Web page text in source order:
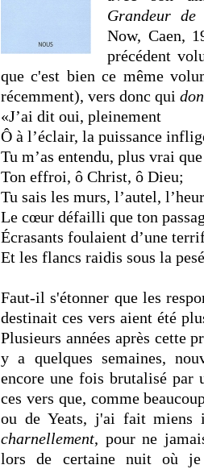
Grandeur de
Now, Caen,
précédent
que c'est bien ce même
récemment), vers donc qui
«J’ai dit oui, pleinement
Ô à l’éclair, la puissance
Tu m’as entendu, plus vrai
Ton effroi, ô Christ, ô Dieu;
Tu sais les murs, l’autel,
Le cœur défailli que ton
Écrasants foulaient d’une
Et les flancs raidis sous la
Faut-il s'étonner que les
destinait ces vers aient été
Plusieurs années après cette
y a quelques semaines,
encore une fois brutalisé par
ces vers que, comme
ou de Yeats, j'ai fait miens
charnellement, pour ne
lors de certaine nuit où